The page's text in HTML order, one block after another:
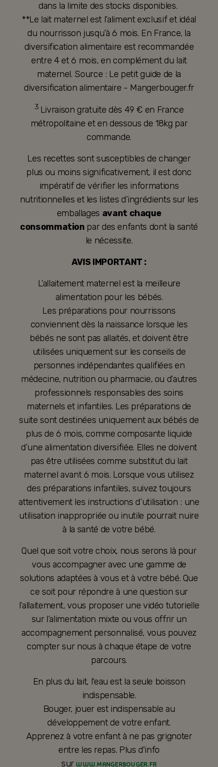
dans la limite des stocks disponibles.
**Le lait maternel est l’aliment exclusif et idéal
du nourrisson jusqu’à 6 mois. En France, la
diversification alimentaire est recommandée
entre 4 et 6 mois, en complément du lait
maternel. Source : Le petit guide de la
diversification alimentaire - Mangerbouger.fr
3 Livraison gratuite dès 49 € en France
métropolitaine et en dessous de 18kg par
commande.
Les recettes sont susceptibles de changer
plus ou moins significativement, il est donc
impératif de vérifier les informations
nutritionnelles et les listes d’ingrédients sur les
emballages avant chaque
consommation par des enfants dont la santé
le nécessite.
AVIS IMPORTANT :
L’allaitement maternel est la meilleure
alimentation pour les bébés.
Les préparations pour nourrissons
conviennent dès la naissance lorsque les
bébés ne sont pas allaités, et doivent être
utilisées uniquement sur les conseils de
personnes indépendantes qualifiées en
médecine, nutrition ou pharmacie, ou d’autres
professionnels responsables des soins
maternels et infantiles. Les préparations de
suite sont destinées uniquement aux bébés de
plus de 6 mois, comme composante liquide
d’une alimentation diversifiée. Elles ne doivent
pas être utilisées comme substitut du lait
maternel avant 6 mois. Lorsque vous utilisez
des préparations infantiles, suivez toujours
attentivement les instructions d’utilisation : une
utilisation inappropriée ou inutile pourrait nuire
à la santé de votre bébé.
Quel que soit votre choix, nous serons là pour
vous accompagner avec une gamme de
solutions adaptées à vous et à votre bébé. Que
ce soit pour répondre à une question sur
l’allaitement, vous proposer une vidéo tutorielle
sur l’alimentation mixte ou vous offrir un
accompagnement personnalisé, vous pouvez
compter sur nous à chaque étape de votre
parcours.
En plus du lait, l'eau est la seule boisson
indispensable.
Bouger, jouer est indispensable au
développement de votre enfant.
Apprenez à votre enfant à ne pas grignoter
entre les repas. Plus d'info
surWWW.MANGERBOUGER.FR